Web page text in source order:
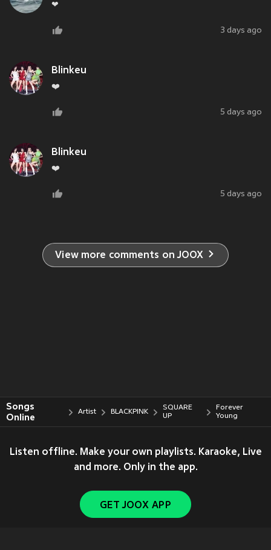
❤
3 days ago
Blinkeu
❤️
5 days ago
Blinkeu
❤️
5 days ago
View more comments on JOOX
Songs
Online
Artist BLACKPINK
SQUARE
UP
Forever
Young
Listen offline. Make your own playlists. Karaoke, Live
and more. Only in the app.
GET JOOX APP